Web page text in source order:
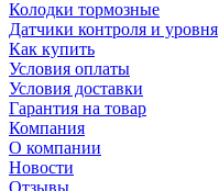
Колодки тормозные
Датчики контроля и уровня
Как купить
Условия оплаты
Условия доставки
Гарантия на товар
Компания
О компании
Новости
Отзывы